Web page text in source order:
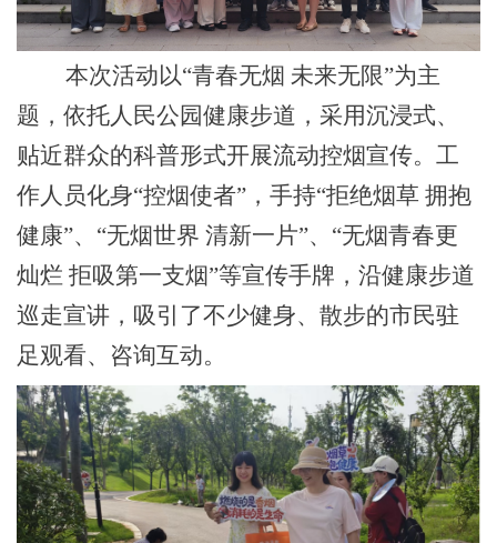
本次活动以“青春无烟 未来无限”为主
题，依托人民公园健康步道，采用沉浸式、
贴近群众的科普形式开展流动控烟宣传。工
作人员化身“控烟使者”，手持“拒绝烟草 拥抱
健康”、 “无烟世界 清新一片”、 “无烟青春更
灿烂 拒吸第一支烟”等宣传手牌，沿健康步道
巡走宣讲，吸引了不少健身、散步的市民驻
足观看、咨询互动。